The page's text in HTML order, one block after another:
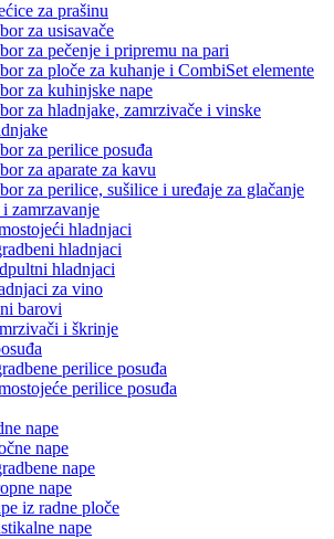
za prašinu
za usisavače
za pečenje i pripremu na pari
za ploče za kuhanje i CombiSet elemente
za kuhinjske nape
za hladnjake, zamrzivače i vinske
za perilice posuđa
za aparate za kavu
za perilice, sušilice i uređaje za glačanje
zamrzavanje
hladnjaci
hladnjaci
hladnjaci
za vino
barovi
i škrinje
perilice posuđa
perilice posuđa
nape
nape
nape
nape
iz radne ploče
nape